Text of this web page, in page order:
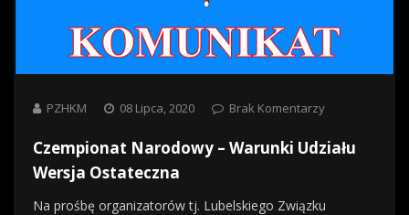
PZHKM 08 Lipca, 2020 Brak Komentarzy
Czempionat Narodowy – Warunki Udziału
Wersja Ostateczna
Na prośbę organizatorów tj. Lubelskiego Związku